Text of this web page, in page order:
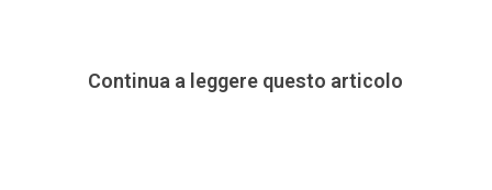
Continua a leggere questo articolo